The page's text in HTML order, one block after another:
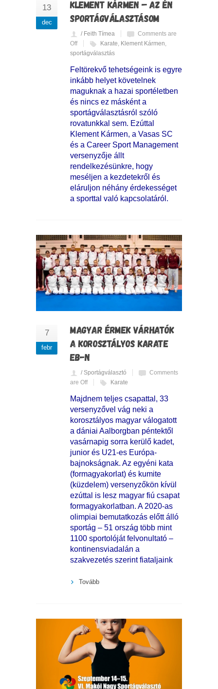
13
dec
KLEMENT KÁRMEN – AZ ÉN
SPORTÁGVÁLASZTÁSOM
/ Feith Tímea
Comments are
Off
Karate Klement Kármen
sportágválasztás
Feltörekvő tehetségeink is egyre
inkább helyet követelnek
maguknak a hazai sportéletben
és nincs ez másként a
sportágválasztásról szóló
rovatunkkal sem. Ezúttal
Klement Kármen, a Vasas SC
és a Career Sport Management
versenyzője állt
rendelkezésünkre, hogy
meséljen a kezdetekről és
eláruljon néhány érdekességet
a sporttal való kapcsolatáról.
7
febr
MAGYAR ÉRMEK VÁRHATÓK
A KOROSZTÁLYOS KARATE
EB-N
/ Sportágválasztó
Comments
are Off
Karate
Majdnem teljes csapattal, 33
versenyzővel vág neki a
korosztályos magyar válogatott
a dániai Aalborgban péntektől
vasárnapig sorra kerülő kadet,
junior és U21-es Európa-
bajnokságnak. Az egyéni kata
(formagyakorlat) és kumite
(küzdelem) versenyzőkön kívül
ezúttal is lesz magyar fiú csapat
formagyakorlatban. A 2020-as
olimpiai bemutatkozás előtt álló
sportág – 51 ország több mint
1100 sportolóját felvonultató –
kontinensviadalán a
szakvezetés szerint fiataljaink
Tovább